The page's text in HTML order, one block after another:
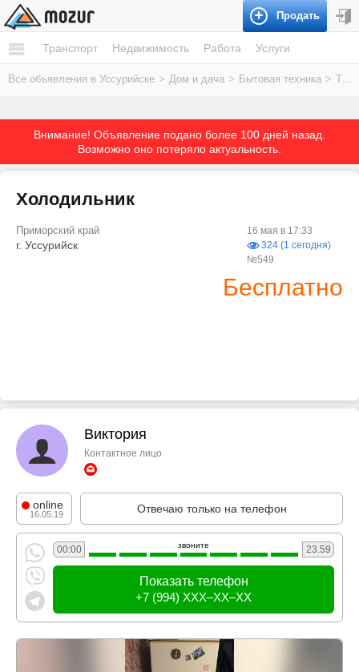
Продать
Транспорт Недвижимость Работа Услуги
Все объявления в Уссурийске > Дом и дача > Бытовая техника > Техника для кухни
Внимание! Объявление подано более 100 дней назад.
Возможно оно потеряло актуальность.
Холодильник
Приморский край
г. Уссурийск
16 мая в 17:33
324 (1 сегодня)
№549
Бесплатно
Виктория
Контактное лицо
online
16.05.19 Отвечаю только на телефон
00:00 звоните 23.59
Показать телефон
+7 (994) XXX–XX–XX